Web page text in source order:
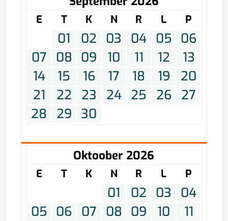
E T K N R L P
01 02 03 04 05 06
07
08 09 10 11 12
13
14
15 16 17 18 19
20
21
22 23 24 25 26
27
28
29 30
Oktoober 2026
E T K N R L P
01 02 03
04
05 06 07 08 09 10
11